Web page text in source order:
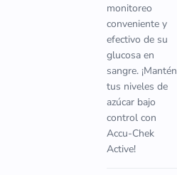
monitoreo
conveniente y
efectivo de su
glucosa en
sangre. ¡Mantén
tus niveles de
azúcar bajo
control con
Accu-Chek
Active!